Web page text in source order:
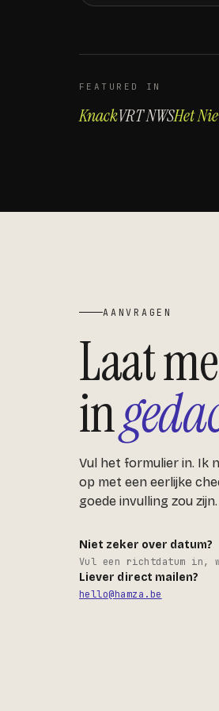
FEATURED IN
KnackVRT NWSHet
AANVRAGEN
Laat
in
Vul het formulier in. Ik
op met een eerlijke
goede invulling zou zijn.
Niet zeker over datum?
Vul een richtdatum in,
Liever direct mailen?
hello@hamza.be